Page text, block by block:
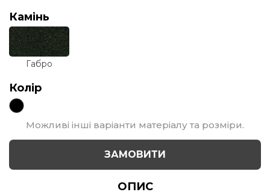
Камінь
Габро
Колір
Можливі інші варіанти матеріалу та розміри.
ЗАМОВИТИ
ОПИС